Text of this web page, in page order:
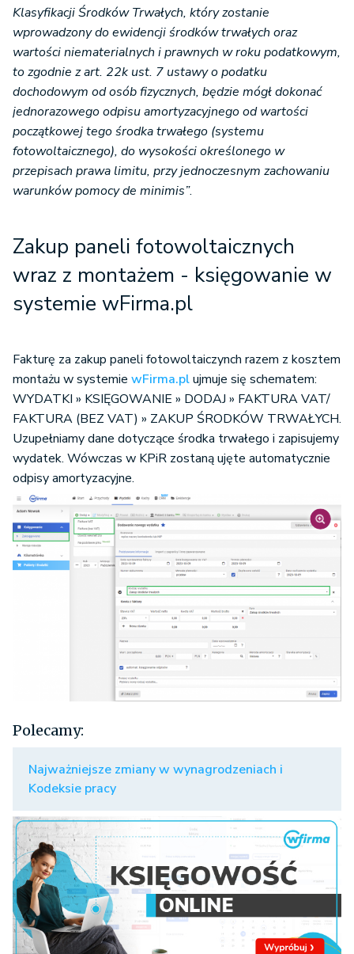
Klasyfikacji Środków Trwałych, który zostanie
wprowadzony do ewidencji środków trwałych oraz
wartości niematerialnych i prawnych w roku podatkowym,
to zgodnie z art. 22k ust. 7 ustawy o podatku
dochodowym od osób fizycznych, będzie mógł dokonać
jednorazowego odpisu amortyzacyjnego od wartości
początkowej tego środka trwałego (systemu
fotowoltaicznego), do wysokości określonego w
przepisach prawa limitu, przy jednoczesnym zachowaniu
warunków pomocy de minimis”.
Zakup paneli fotowoltaicznych
wraz z montażem - księgowanie w
systemie wFirma.pl
Fakturę za zakup paneli fotowoltaiczynch razem z kosztem
montażu w systemie wFirma.plujmuje się schematem:
WYDATKI » KSIĘGOWANIE » DODAJ » FAKTURA VAT/
FAKTURA (BEZ VAT) » ZAKUP ŚRODKÓW TRWAŁYCH.
Uzupełniamy dane dotyczące środka trwałego i zapisujemy
wydatek. Wówczas w KPiR zostaną ujęte automatycznie
odpisy amortyzacyjne.
Polecamy:
Najważniejsze zmiany w wynagrodzeniach i
Kodeksie pracy